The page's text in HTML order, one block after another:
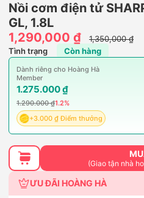
Nồi cơm điện tử
GL, 1.8L
1,290,000 ₫
1,350,000 ₫
Tình trạng Còn hàng
Dành riêng cho Hoàng Hà
Member
1.275.000 ₫
1.290.000 ₫1.2%
+3.000 ₫ Điểm thưởng
(Giao tận nhà
ƯU ĐÃI HOÀNG HÀ